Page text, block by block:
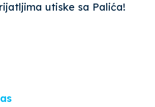
utiske sa Palića!